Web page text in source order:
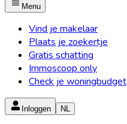
Menu
Vind je makelaar
Plaats je zoekertje
Gratis schatting
Immoscoop only
Check je woningbudget
Inloggen NL